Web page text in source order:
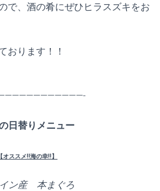
で、酒の肴にぜひヒラスズキをお
おります！！
日替りメニュー
【オススメ!!海の幸!!】
ン産 本まぐろ